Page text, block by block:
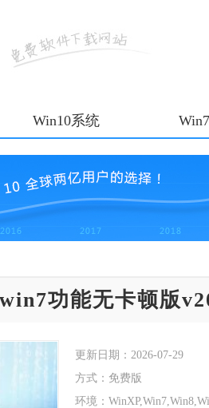
Win10系统
功能无卡顿版
更新日期： 2026-07-29
方式： 免费版
环境：